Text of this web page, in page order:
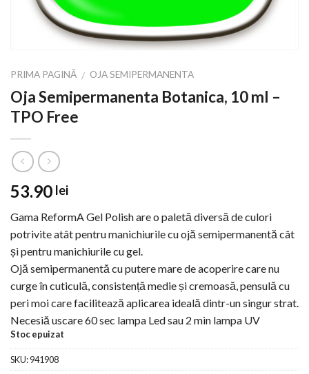
PRIMA PAGINĂ / OJA SEMIPERMANENTA
Oja Semipermanenta Botanica, 10 ml –
TPO Free
53.90 lei
Gama ReformA Gel Polish are o paletă diversă de culori
potrivite atât pentru manichiurile cu ojă semipermanentă cât
și pentru manichiurile cu gel.
Ojă semipermanentă cu putere mare de acoperire care nu
curge în cuticulă, consistență medie și cremoasă, pensulă cu
peri moi care facilitează aplicarea ideală dintr-un singur strat.
Necesiă uscare 60 sec lampa Led sau 2 min lampa UV
Stoc epuizat
SKU:941908